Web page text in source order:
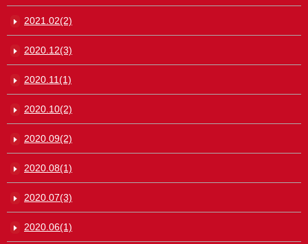
2021.02(2)
2020.12(3)
2020.11(1)
2020.10(2)
2020.09(2)
2020.08(1)
2020.07(3)
2020.06(1)